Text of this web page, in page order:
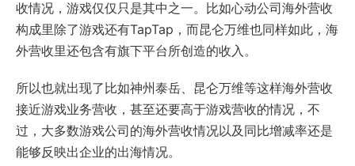
收情况，游戏仅仅只是其中之一。比如心动公司海外营收
构成里除了游戏还有TapTap，而昆仑万维也同样如此，海
外营收里还包含有旗下平台所创造的收入。
所以也就出现了比如神州泰岳、昆仑万维等这样海外营收
接近游戏业务营收，甚至还要高于游戏营收的情况，不
过，大多数游戏公司的海外营收情况以及同比增减率还是
能够反映出企业的出海情况。